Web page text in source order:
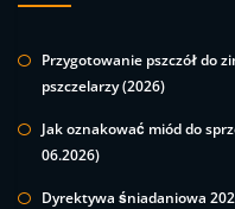
Przygotowanie pszczół do
pszczelarzy (2026)
Jak oznakować miód do
06.2026)
Dyrektywa śniadaniowa